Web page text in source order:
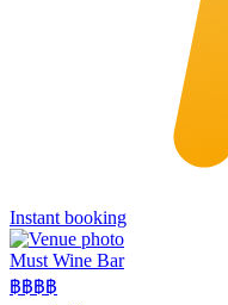
Instant booking
Must Wine Bar
฿฿฿฿